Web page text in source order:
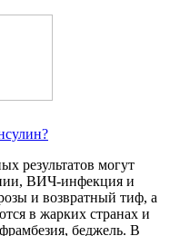
результатов могут
ВИЧ-инфекция и
и возвратный тиф, а
в жарких странах и
беджель. В